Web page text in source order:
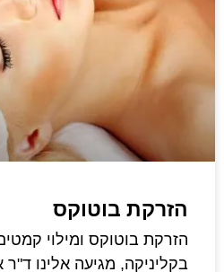
הזרקת בוטוקס
הזרקת בוטוקס ומילוי
בקליניקה, מגיעה אלינו